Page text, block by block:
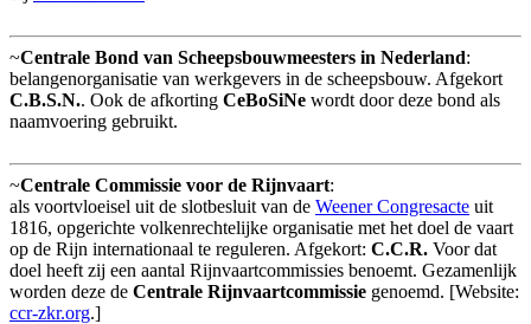
~Centrale Bond van Scheepsbouwmeesters in Nederland:
belangenorganisatie van werkgevers in de scheepsbouw. Afgekort
C.B.S.N.. Ook de afkorting CeBoSiNe wordt door deze bond als
naamvoering gebruikt.
~Centrale Commissie voor de Rijnvaart:
als voortvloeisel uit de slotbesluit van de Weener Congresacte uit
1816, opgerichte volkenrechtelijke organisatie met het doel de vaart
op de Rijn internationaal te reguleren. Afgekort: C.C.R. Voor dat
doel heeft zij een aantal Rijnvaartcommissies benoemt. Gezamenlijk
worden deze de Centrale Rijnvaartcommissie genoemd. [Website:
ccr-zkr.org.]